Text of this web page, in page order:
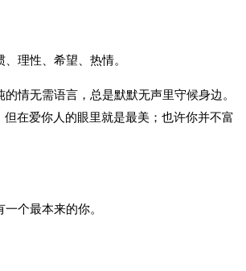
理性、希望、热情。
情无需语言，总是默默无声里守候身边。
在爱你人的眼里就是最美；也许你并不富
个最本来的你。